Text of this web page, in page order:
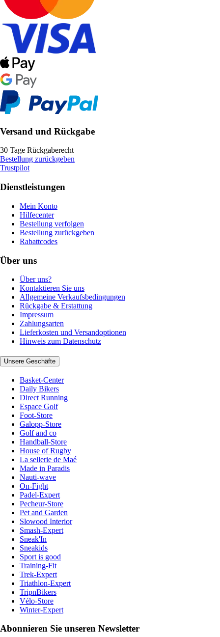
Versand und Rückgabe
30 Tage Rückgaberecht
Bestellung zurückgeben
Trustpilot
Dienstleistungen
Mein Konto
Hilfecenter
Bestellung verfolgen
Bestellung zurückgeben
Rabattcodes
Über uns
Über uns?
Kontaktieren Sie uns
Allgemeine Verkaufsbedingungen
Rückgabe & Erstattung
Impressum
Zahlungsarten
Lieferkosten und Versandoptionen
Hinweis zum Datenschutz
Unsere Geschäfte
Basket-Center
Daily Bikers
Direct Running
Espace Golf
Foot-Store
Galopp-Store
Golf and co
Handball-Store
House of Rugby
La sellerie de Maé
Made in Paradis
Nauti-wave
On-Fight
Padel-Expert
Pecheur-Store
Pet and Garden
Slowood Interior
Smash-Expert
Sneak'In
Sneakids
Sport is good
Training-Fit
Trek-Expert
Triathlon-Expert
TripnBikers
Vélo-Store
Winter-Expert
Abonnieren Sie unseren Newsletter